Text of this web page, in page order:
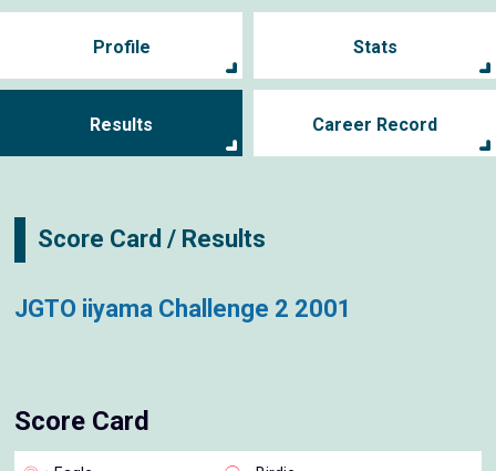
Profile Stats
Results Career Record
Score Card / Results
JGTO iiyama Challenge 2 2001
Score Card